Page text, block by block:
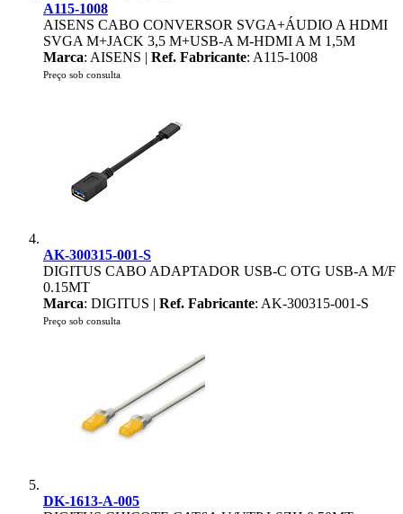
A115-1008
AISENS CABO CONVERSOR SVGA+ÁUDIO A HDMI
SVGA M+JACK 3,5 M+USB-A M-HDMI A M 1,5M
Marca: AISENS | Ref. Fabricante: A115-1008
Preço sob consulta
AK-300315-001-S
DIGITUS CABO ADAPTADOR USB-C OTG USB-A M/F
0.15MT
Marca: DIGITUS | Ref. Fabricante: AK-300315-001-S
Preço sob consulta
DK-1613-A-005